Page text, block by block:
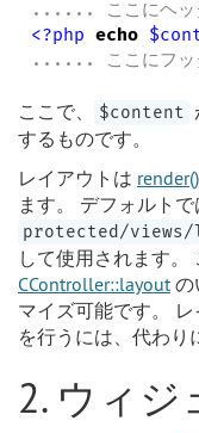
<?php echo
...... ここにフ
ここで、 $content
するものです。
レイアウトは render()
ます。 デフォルト
protected/views/
して使用されます。
CController::layout の
マイズ可能です。
を行うには、代わり
2. ウィジ